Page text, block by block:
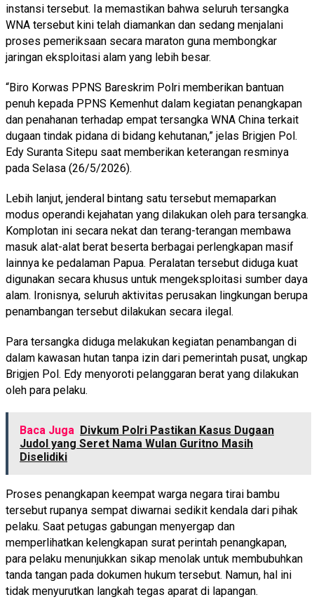
instansi tersebut. Ia memastikan bahwa seluruh tersangka
WNA tersebut kini telah diamankan dan sedang menjalani
proses pemeriksaan secara maraton guna membongkar
jaringan eksploitasi alam yang lebih besar.
“Biro Korwas PPNS Bareskrim Polri memberikan bantuan
penuh kepada PPNS Kemenhut dalam kegiatan penangkapan
dan penahanan terhadap empat tersangka WNA China terkait
dugaan tindak pidana di bidang kehutanan,” jelas Brigjen Pol.
Edy Suranta Sitepu saat memberikan keterangan resminya
pada Selasa (26/5/2026).
Lebih lanjut, jenderal bintang satu tersebut memaparkan
modus operandi kejahatan yang dilakukan oleh para tersangka.
Komplotan ini secara nekat dan terang-terangan membawa
masuk alat-alat berat beserta berbagai perlengkapan masif
lainnya ke pedalaman Papua. Peralatan tersebut diduga kuat
digunakan secara khusus untuk mengeksploitasi sumber daya
alam. Ironisnya, seluruh aktivitas perusakan lingkungan berupa
penambangan tersebut dilakukan secara ilegal.
Para tersangka diduga melakukan kegiatan penambangan di
dalam kawasan hutan tanpa izin dari pemerintah pusat, ungkap
Brigjen Pol. Edy menyoroti pelanggaran berat yang dilakukan
oleh para pelaku.
Baca Juga Divkum Polri Pastikan Kasus Dugaan
Judol yang Seret Nama Wulan Guritno Masih
Diselidiki
Proses penangkapan keempat warga negara tirai bambu
tersebut rupanya sempat diwarnai sedikit kendala dari pihak
pelaku. Saat petugas gabungan menyergap dan
memperlihatkan kelengkapan surat perintah penangkapan,
para pelaku menunjukkan sikap menolak untuk membubuhkan
tanda tangan pada dokumen hukum tersebut. Namun, hal ini
tidak menyurutkan langkah tegas aparat di lapangan.